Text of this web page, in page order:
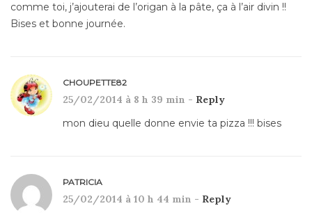
comme toi, j’ajouterai de l’origan à la pâte, ça à l’air divin !!
Bises et bonne journée.
CHOUPETTE82
25/02/2014 à 8 h 39 min - Reply
mon dieu quelle donne envie ta pizza !!! bises
PATRICIA
25/02/2014 à 10 h 44 min - Reply